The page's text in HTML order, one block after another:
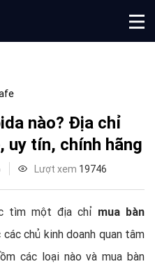
nào? Địa chỉ
uy tín, chính hãng
Lượt xem 19746
tìm một địa chỉ mua bàn
chủ kinh doanh quan tâm
các loại nào và mua bàn